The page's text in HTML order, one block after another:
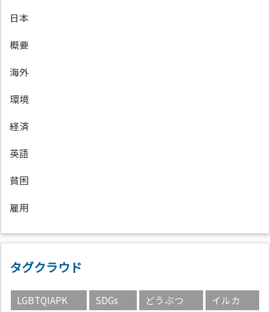
日本
概要
海外
環境
経済
英語
貧困
雇用
タグクラウド
LGBTQIAPK SDGs どうぶつ
イルカ